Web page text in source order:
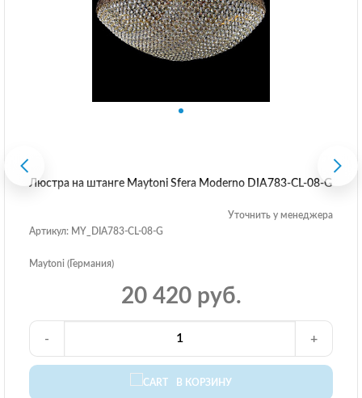
Люстра на штанге Maytoni Sfera Moderno DIA783-CL-08-G
Уточнить у менеджера
Артикул: MY_DIA783-CL-08-G
Maytoni (Германия)
20 420 руб.
В КОРЗИНУ
- +